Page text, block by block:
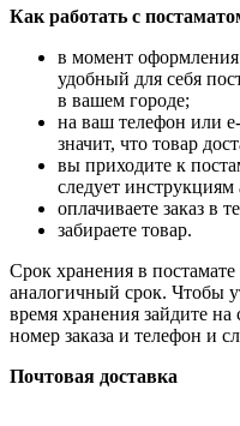
Как работать с
в момент оформления
удобный для себя
в вашем городе;
на ваш телефон или
значит, что товар
вы приходите к
следует инструкциям
оплачиваете заказ в
забираете товар.
Срок хранения в
аналогичный срок. Чтобы
время хранения зайдите на
номер заказа и телефон и
Почтовая доставка